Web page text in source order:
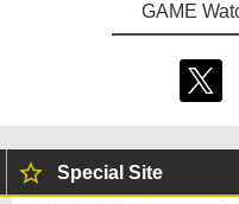
￥
￥
GAME
Special Site